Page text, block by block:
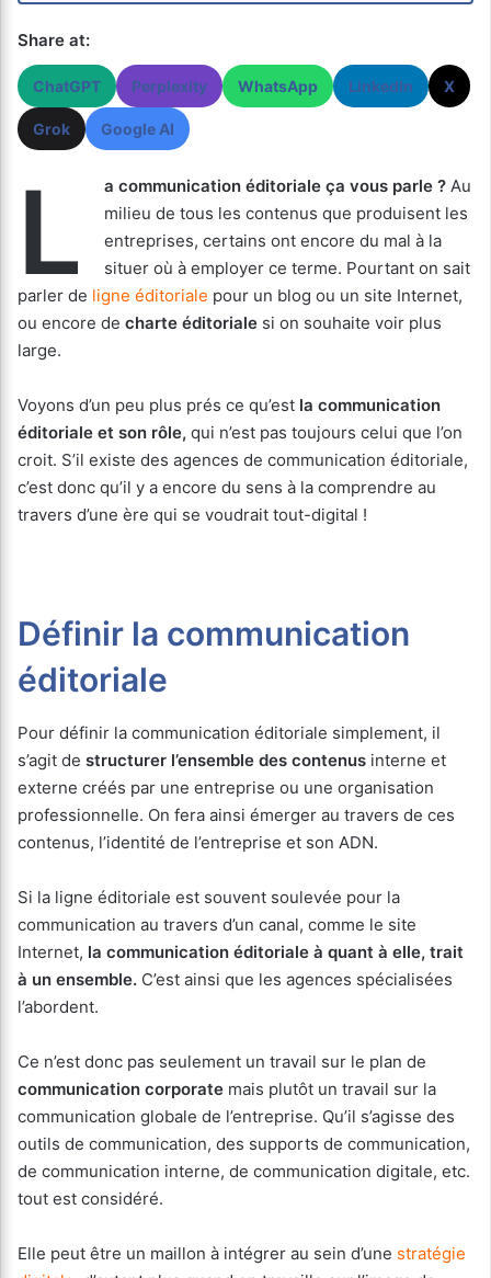
Share at:
ChatGPT Perplexity WhatsApp LinkedIn X
Grok Google AI
L a communication éditoriale ça vous parle ? Au
milieu de tous les contenus que produisent les
entreprises, certains ont encore du mal à la
situer où à employer ce terme. Pourtant on sait
parler de ligne éditoriale pour un blog ou un site Internet,
ou encore de charte éditoriale si on souhaite voir plus
large.
Voyons d’un peu plus prés ce qu’est la communication
éditoriale et son rôle, qui n’est pas toujours celui que l’on
croit. S’il existe des agences de communication éditoriale,
c’est donc qu’il y a encore du sens à la comprendre au
travers d’une ère qui se voudrait tout-digital !
Définir la communication
éditoriale
Pour définir la communication éditoriale simplement, il
s’agit de structurer l’ensemble des contenus interne et
externe créés par une entreprise ou une organisation
professionnelle. On fera ainsi émerger au travers de ces
contenus, l’identité de l’entreprise et son ADN.
Si la ligne éditoriale est souvent soulevée pour la
communication au travers d’un canal, comme le site
Internet, la communication éditoriale à quant à elle, trait
à un ensemble. C’est ainsi que les agences spécialisées
l’abordent.
Ce n’est donc pas seulement un travail sur le plan de
communication corporate mais plutôt un travail sur la
communication globale de l’entreprise. Qu’il s’agisse des
outils de communication, des supports de communication,
de communication interne, de communication digitale, etc.
tout est considéré.
Elle peut être un maillon à intégrer au sein d’une stratégie